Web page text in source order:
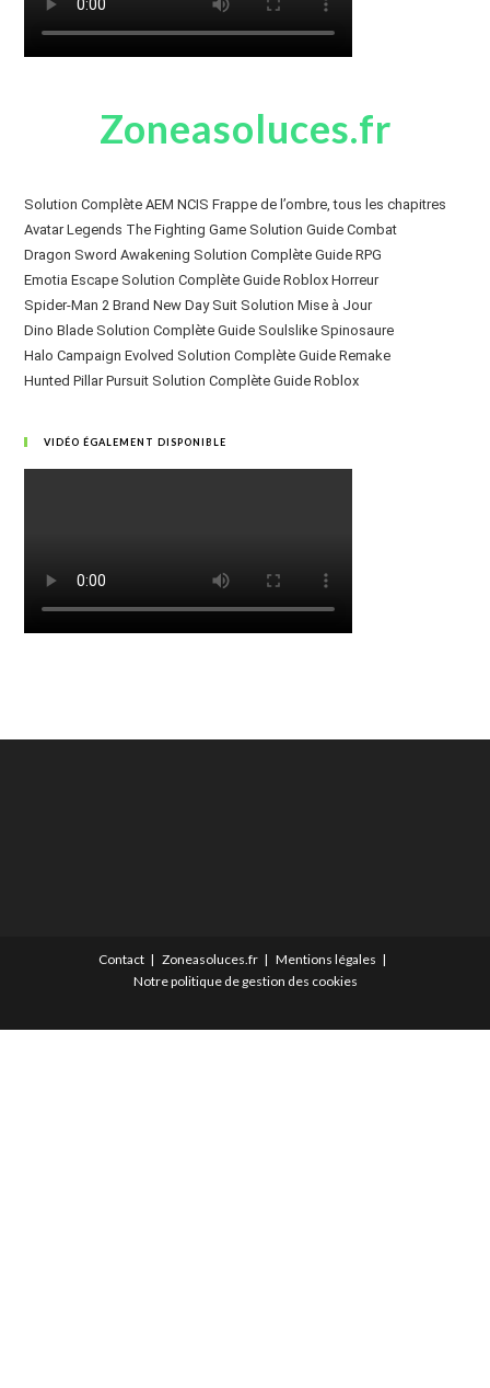
Zoneasoluces.fr
Solution Complète AEM NCIS Frappe de l’ombre, tous les chapitres
Avatar Legends The Fighting Game Solution Guide Combat
Dragon Sword Awakening Solution Complète Guide RPG
Emotia Escape Solution Complète Guide Roblox Horreur
Spider-Man 2 Brand New Day Suit Solution Mise à Jour
Dino Blade Solution Complète Guide Soulslike Spinosaure
Halo Campaign Evolved Solution Complète Guide Remake
Hunted Pillar Pursuit Solution Complète Guide Roblox
VIDÉO ÉGALEMENT DISPONIBLE
Contact Zoneasoluces.fr
Mentions légales
Notre politique de gestion des cookies